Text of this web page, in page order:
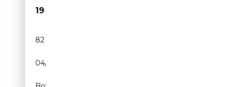
19 990€
82 600 km
04/2013